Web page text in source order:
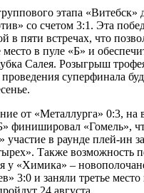
этапа «Витебск»
со счетом 3:1. Эта
в пяти встречах, что
место в пуле «Б» и
Салея. Розыгрыш
суперфинала
от «Металлурга» 0:3, на
финишировал «Гомель»,
участие в раунде плей-ин
Также возможность
у «Химика» –
3:0 и заняли третье место
24 августа.